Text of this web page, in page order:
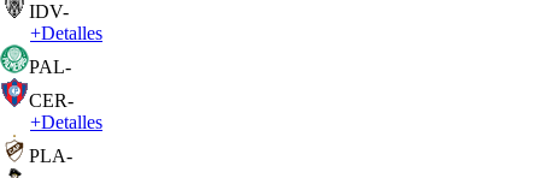
IDV-
+Detalles
PAL-
CER-
+Detalles
PLA-